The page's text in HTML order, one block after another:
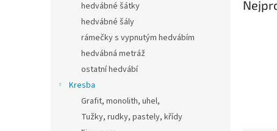
hedvábné šátky
hedvábné šály
rámečky s vypnutým hedvábím
hedvábná metráž
ostatní hedvábí
Kresba
Grafit, monolith, uhel,
Tužky, rudky, pastely, křídy